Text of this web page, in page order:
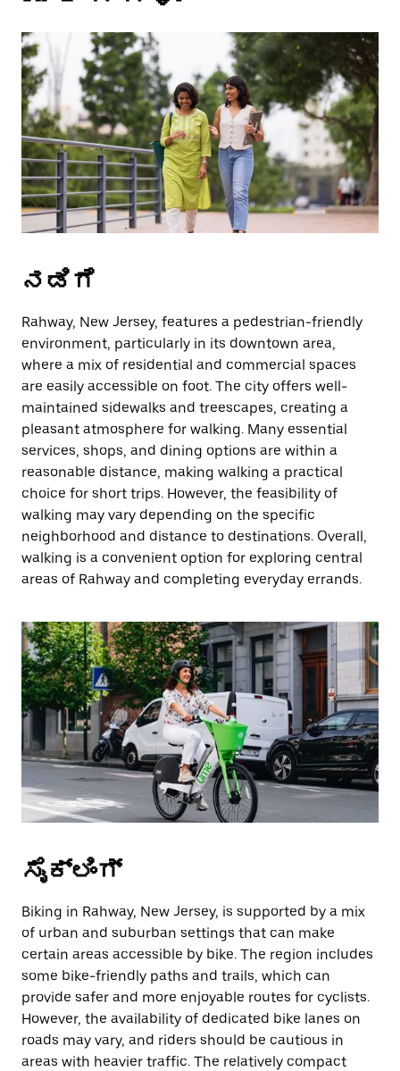
a
Press
the
escape
button
to
close
the
calendar.
ನಡಿಗೆ
Rahway, New Jersey, features a pedestrian-friendly
environment, particularly in its downtown area,
where a mix of residential and commercial spaces
are easily accessible on foot. The city offers well-
maintained sidewalks and treescapes, creating a
pleasant atmosphere for walking. Many essential
services, shops, and dining options are within a
reasonable distance, making walking a practical
choice for short trips. However, the feasibility of
walking may vary depending on the specific
neighborhood and distance to destinations. Overall,
walking is a convenient option for exploring central
areas of Rahway and completing everyday errands.
ಸೈಕ್ಲಿಂಗ್
Biking in Rahway, New Jersey, is supported by a mix
of urban and suburban settings that can make
certain areas accessible by bike. The region includes
some bike-friendly paths and trails, which can
provide safer and more enjoyable routes for cyclists.
However, the availability of dedicated bike lanes on
roads may vary, and riders should be cautious in
areas with heavier traffic. The relatively compact